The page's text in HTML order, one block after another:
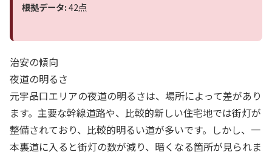
根拠データ:42点
治安の傾向
夜道の明るさ
元宇品口エリアの夜道の明るさは、場所によって差があり
ます。主要な幹線道路や、比較的新しい住宅地では街灯が
整備されており、比較的明るい道が多いです。しかし、一
本裏道に入ると街灯の数が減り、暗くなる箇所が見られま